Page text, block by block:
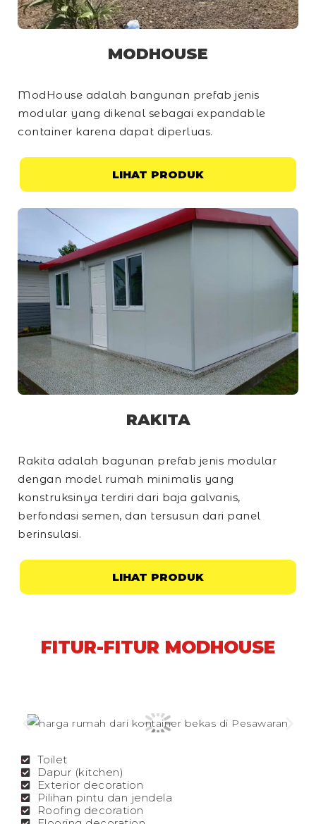
MODHOUSE
ModHouse adalah bangunan prefab jenis
modular yang dikenal sebagai expandable
container karena dapat diperluas.
LIHAT PRODUK
RAKITA
Rakita adalah bagunan prefab jenis modular
dengan model rumah minimalis yang
konstruksinya terdiri dari baja galvanis,
berfondasi semen, dan tersusun dari panel
berinsulasi.
LIHAT PRODUK
FITUR-FITUR MODHOUSE
Toilet
Dapur (kitchen)
Exterior decoration
Pilihan pintu dan jendela
Roofing decoration